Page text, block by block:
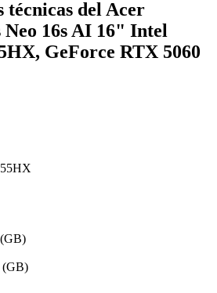
técnicas del Acer
16s AI 16" Intel
GeForce RTX 5060
(GB)